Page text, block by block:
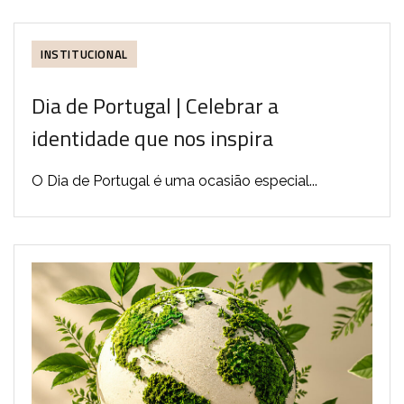
INSTITUCIONAL
Dia de Portugal | Celebrar a
identidade que nos inspira
O Dia de Portugal é uma ocasião especial...